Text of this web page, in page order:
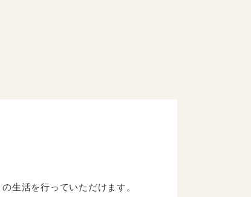
生活を行っていただけます。